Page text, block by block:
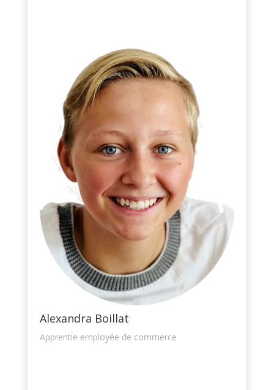
Alexandra Boillat
Apprentie employée de commerce